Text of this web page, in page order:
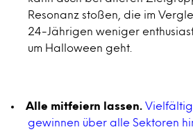
Resonanz stoßen, die im
24-Jährigen weniger
um Halloween geht.
Alle mitfeiern lassen.
gewinnen über alle Sektoren